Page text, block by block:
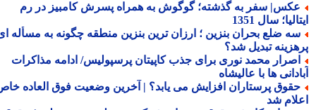
سفر به گذشته؛ گوگوش به همراه پسرش کامبیز در رم
سال 1351
ضلع بحران بنزین ؛ ارزان ترین بنزین منطقه چگونه به مسأله ای
تبدیل شد؟
محمد نوری برای جذب کاپیتان پرسپولیس/ ادامه مذاکرات
ها با عالیشاه
پرستاران افزایش می یابد؟ | آخرین وضعیت فوق العاده خاص
شد